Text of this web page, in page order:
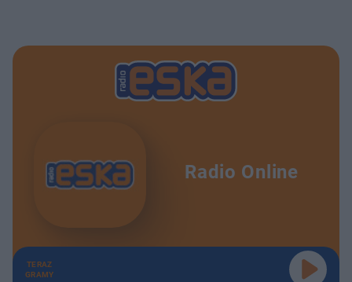
Radio Online
TERAZ
GRAMY